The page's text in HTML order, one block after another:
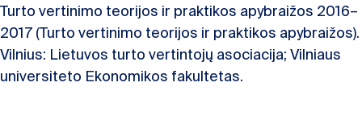
Turto vertinimo teorijos ir praktikos apybraižos 2016–
2017 (Turto vertinimo teorijos ir praktikos apybraižos).
Vilnius: Lietuvos turto vertintojų asociacija; Vilniaus
universiteto Ekonomikos fakultetas.